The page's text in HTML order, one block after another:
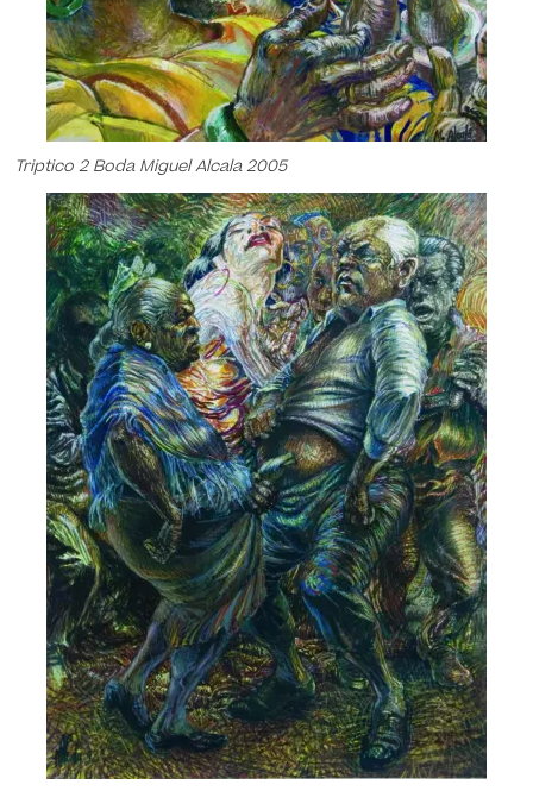
Triptico 2 Boda Miguel Alcala 2005